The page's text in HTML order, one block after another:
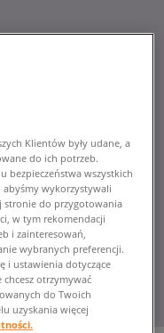
Klientów były udane, a
do ich potrzeb.
bezpieczeństwa wszystkich
abyśmy wykorzystywali
stronie do przygotowania
w tym rekomendacji
i zainteresowań,
wybranych preferencji.
i ustawienia dotyczące
chcesz otrzymywać
do Twoich
uzyskania więcej